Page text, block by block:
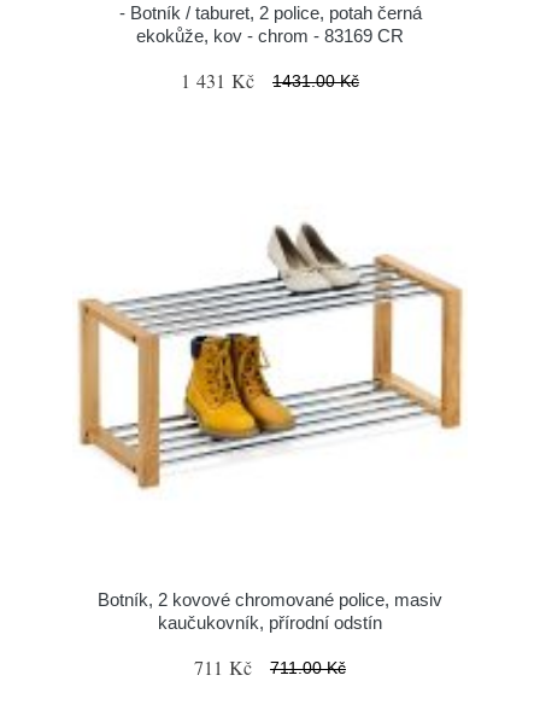
- Botník / taburet, 2 police, potah černá
ekokůže, kov - chrom - 83169 CR
1 431 Kč 1431.00 Kč
Botník, 2 kovové chromované police, masiv
kaučukovník, přírodní odstín
711 Kč 711.00 Kč